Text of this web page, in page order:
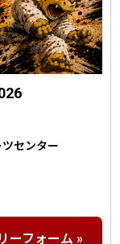
センター
ーフォーム »